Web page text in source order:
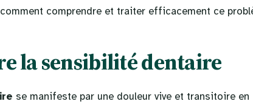
comprendre et traiter efficacement ce
la sensibilité dentaire
se manifeste par une douleur vive et transitoire en